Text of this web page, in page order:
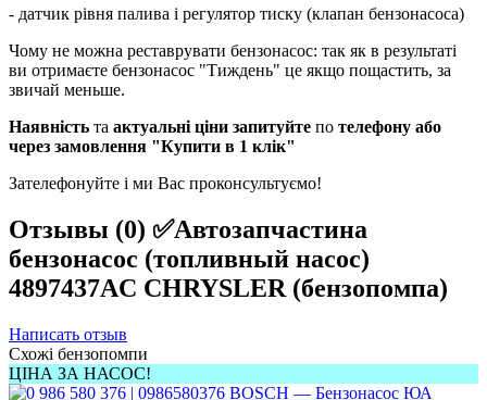
- датчик рівня палива і регулятор тиску (клапан бензонасоса)
Чому не можна реставрувати бензонасос: так як в результаті
ви отримаєте бензонасос "Тиждень" це якщо пощастить, за
звичай меньше.
Наявність та актуальні ціни запитуйте по телефону або
через замовлення "Купити в 1 клік"
Зателефонуйте і ми Вас проконсультуємо!
Отзывы (0) ✅Автозапчастина
бензонасос (топливный насос)
4897437AC CHRYSLER (бензопомпа)
Написать отзыв
Схожі бензопомпи
ЦІНА ЗА НАСОС!